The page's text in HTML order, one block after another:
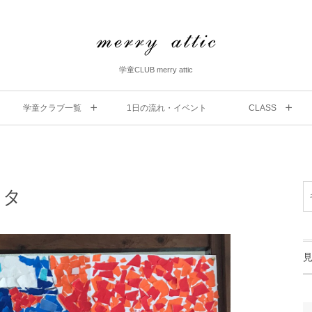
学童CLUB merry attic
学童クラブ一覧 1⽇の流れ・イベント CLASS